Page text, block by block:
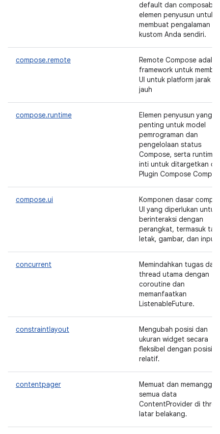
default dan composable
elemen penyusun untuk
membuat pengalaman
kustom Anda sendiri.
compose.remote
Remote Compose adalah
framework untuk
UI untuk platform jarak
jauh
compose.runtime
Elemen penyusun yang
penting untuk model
pemrograman dan
pengelolaan status
Compose, serta runtime
inti untuk ditargetkan
Plugin Compose
compose.ui
Komponen dasar
UI yang diperlukan untuk
berinteraksi dengan
perangkat, termasuk
letak, gambar, dan input.
concurrent
Memindahkan tugas dari
thread utama dengan
coroutine dan
memanfaatkan
ListenableFuture.
constraintlayout
Mengubah posisi dan
ukuran widget secara
fleksibel dengan posisi
relatif.
contentpager
Memuat dan memanggil
semua data
ContentProvider di
latar belakang.